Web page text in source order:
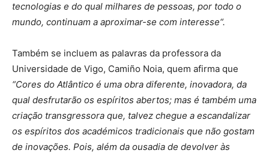
tecnologias e do qual milhares de pessoas, por todo o
mundo, continuam a aproximar-se com interesse“.
Também se incluem as palavras da professora da
Universidade de Vigo, Camiño Noia, quem afirma que
“Cores do Atlântico é uma obra diferente, inovadora, da
qual desfrutarão os espíritos abertos; mas é também uma
criação transgressora que, talvez chegue a escandalizar
os espíritos dos académicos tradicionais que não gostam
de inovações. Pois, além da ousadia de devolver às